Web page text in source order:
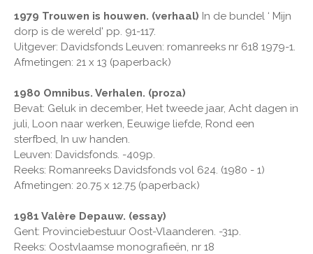
1979 Trouwen is houwen. (verhaal) In de bundel ‘ Mijn
dorp is de wereld' pp. 91-117.
Uitgever: Davidsfonds Leuven: romanreeks nr 618 1979-1.
Afmetingen: 21 x 13 (paperback)
1980 Omnibus. Verhalen. (proza)
Bevat: Geluk in december, Het tweede jaar, Acht dagen in
juli, Loon naar werken, Eeuwige liefde, Rond een
sterfbed, In uw handen.
Leuven: Davidsfonds. -409p.
Reeks: Romanreeks Davidsfonds vol 624. (1980 - 1)
Afmetingen: 20.75 x 12.75 (paperback)
1981 Valère Depauw. (essay)
Gent: Provinciebestuur Oost-Vlaanderen. -31p.
Reeks: Oostvlaamse monografieën, nr 18